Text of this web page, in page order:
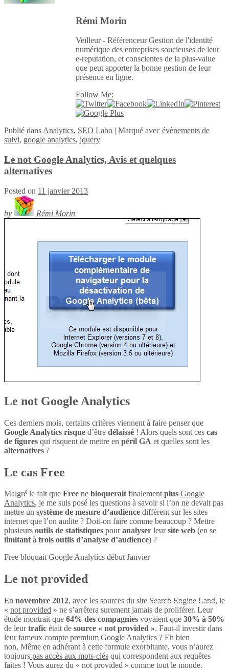
Rémi Morin
Veilleur - Référenceur Gestion de l'identité
numérique des entreprises soucieuses de leur
e-reputation, et conscientes de la plus-value
que peut apporter la bonne gestion de leur
présence en ligne.
Follow Me:
Publié dans Analytics, SEO Labo | Marqué avec évènements de
suivi, google analytics, jquery
Le not Google Analytics, Avis et quelques
alternatives
Posted on 11 janvier 2013
by Rémi Morin
Le not Google Analytics
Ces derniers mois, certains critères viennent à faire penser que
Google Analytics risque d’être délaissé ! Alors quels sont ces cas
de figures qui risquent de mettre en péril GA et quelles sont les
alternatives ?
Le cas Free
Malgré le fait que Free ne bloqueraitfinalementplus Google
Analytics, je me suis posé les questions à savoir si l’on ne devait pas
mettre un système de mesure d’audience différent sur les sites
internet que l’on audite ? Doit-on faire comme beaucoup ? Mettre
plusieurs outils de statistiques pouranalyser leursite web (en se
limitantà trois outils d’analyse d’audience) ?
Free bloquait Google Analytics début Janvier
Le not provided
En novembre 2012, avec les sources du site Search Engine Land, le
« not provided » ne s’arrêtera surement jamais de proliférer. Leur
étude montrait que 64% des compagnies voyaient que 30% à 50%
de leurtrafic était de source « not provided ». Faut-il investir dans
leur fameux compte premium Google Analytics ? Eh bien
non, Même en adhérant à cette formule exorbitante, vous n’aurez
toujours pas accès aux mots-clés qui correspondent aux requêtes
faites ! Vous aurez du « not provided » comme tout le monde.